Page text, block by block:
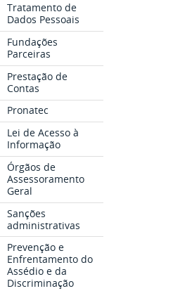
Tratamento de
Dados Pessoais
Fundações
Parceiras
Prestação de
Contas
Pronatec
Lei de Acesso à
Informação
Órgãos de
Assessoramento
Geral
Sanções
administrativas
Prevenção e
Enfrentamento do
Assédio e da
Discriminação